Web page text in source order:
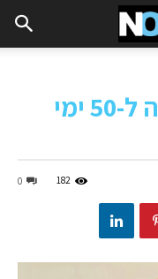
טסה בגובה נמוך ונדונה ל-50 ימי
0 182